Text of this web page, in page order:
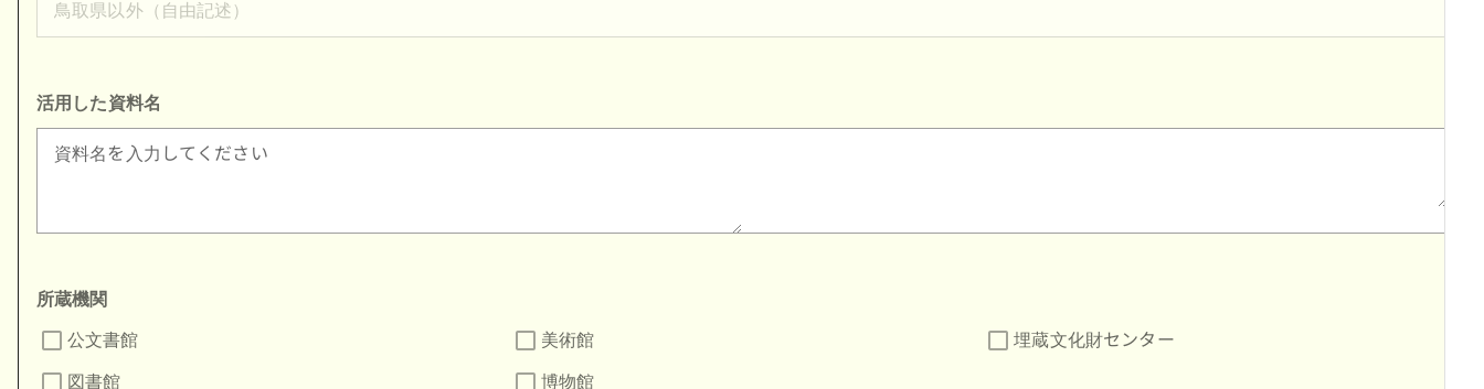
鳥取県以外（自由記述）
活用した資料名
資料名を入力してください
所蔵機関
公文書館
美術館
埋蔵文化財センター
図書館
博物館